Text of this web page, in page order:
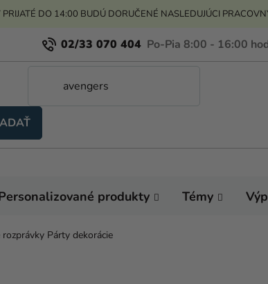
PRIJATÉ DO 14:00 BUDÚ DORUČENÉ NASLEDUJÚCI
02/33 070 404
produkty Témy
Párty dekorácie